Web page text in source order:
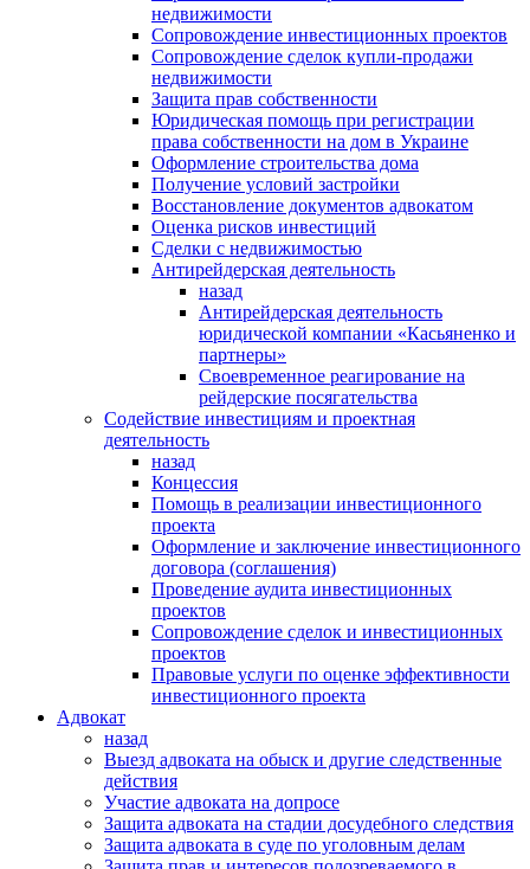
недвижимости
Сопровождение инвестиционных проектов
Сопровождение сделок купли-продажи
недвижимости
Защита прав собственности
Юридическая помощь при регистрации
права собственности на дом в Украине
Оформление строительства дома
Получение условий застройки
Восстановление документов адвокатом
Оценка рисков инвестиций
Сделки с недвижимостью
Антирейдерская деятельность
назад
Антирейдерская деятельность
юридической компании «Касьяненко и
партнеры»
Своевременное реагирование на
рейдерские посягательства
Содействие инвестициям и проектная
деятельность
назад
Концессия
Помощь в реализации инвестиционного
проекта
Оформление и заключение инвестиционного
договора (соглашения)
Проведение аудита инвестиционных
проектов
Сопровождение сделок и инвестиционных
проектов
Правовые услуги по оценке эффективности
инвестиционного проекта
Адвокат
назад
Выезд адвоката на обыск и другие следственные
действия
Участие адвоката на допросе
Защита адвоката на стадии досудебного следствия
Защита адвоката в суде по уголовным делам